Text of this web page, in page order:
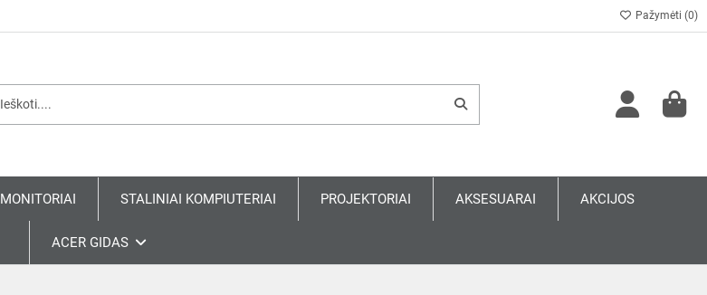
Pažymėti (0)
MONITORIAI STALINIAI KOMPIUTERIAI PROJEKTORIAI AKSESUARAI AKCIJOS
ACER GIDAS